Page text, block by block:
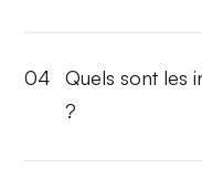
04
Quels sont les
?